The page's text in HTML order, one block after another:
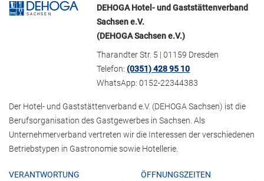
DEHOGA Hotel- und Gaststättenverband
Sachsen e.V.
(DEHOGA Sachsen e.V.)
Tharandter Str. 5 | 01159 Dresden
Telefon:(0351) 428 95 10
WhatsApp: 0152-22344383
Der Hotel- und Gaststättenverband e.V. (DEHOGA Sachsen) ist die
Berufsorganisation des Gastgewerbes in Sachsen. Als
Unternehmerverband vertreten wir die Interessen der verschiedenen
Betriebstypen in Gastronomie sowie Hotellerie.
VERANTWORTUNG ÖFFNUNGSZEITEN